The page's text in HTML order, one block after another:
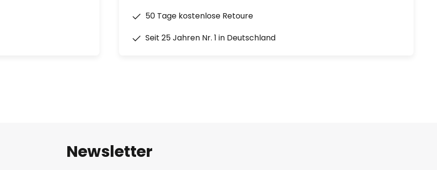
50 Tage kostenlose Retoure
Seit 25 Jahren Nr. 1 in Deutschland
Newsletter